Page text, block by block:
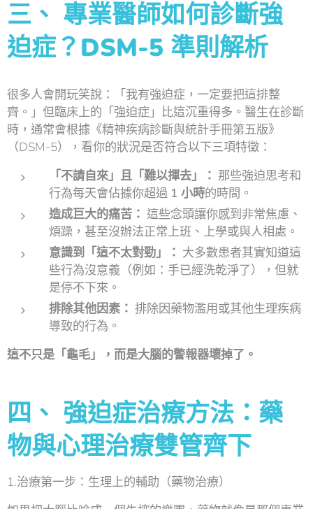
三、 專業醫師如何診斷強
迫症？DSM-5 準則解析
很多人會開玩笑說：「我有強迫症，一定要把這排整
齊。」但臨床上的「強迫症」比這沉重得多。醫生在診斷
時，通常會根據《精神疾病診斷與統計手冊第五版》
（DSM-5），看你的狀況是否符合以下三項特徵：
「不請自來」且「難以揮去」： 那些強迫思考和
行為每天會佔據你超過 1 小時的時間。
造成巨大的痛苦： 這些念頭讓你感到非常焦慮、
煩躁，甚至沒辦法正常上班、上學或與人相處。
意識到「這不太對勁」： 大多數患者其實知道這
些行為沒意義（例如：手已經洗乾淨了），但就
是停不下來。
排除其他因素： 排除因藥物濫用或其他生理疾病
導致的行為。
這不只是「龜毛」，而是大腦的警報器壞掉了。
四、 強迫症治療方法：藥
物與心理治療雙管齊下
1.治療第一步：生理上的輔助（藥物治療）